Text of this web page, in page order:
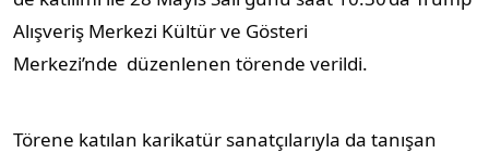
Alışveriş Merkezi Kültür ve Gösteri
Merkezi’nde düzenlenen törende verildi.
Törene katılan karikatür sanatçılarıyla da tanışan